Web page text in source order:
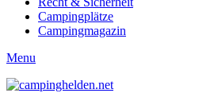
Campingplätze
Campingmagazin
Menu